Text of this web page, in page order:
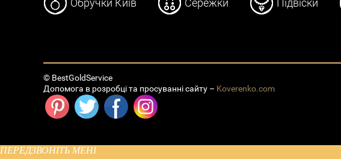
Обручки Київ Сережки Підвіски
© BestGoldService
Допомога в розробці та просуванні сайту – Koverenko.com
ПЕРЕДЗВОНІТЬ МЕНІ